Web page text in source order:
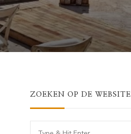
ZOEKEN OP DE WEBSITE
Looking